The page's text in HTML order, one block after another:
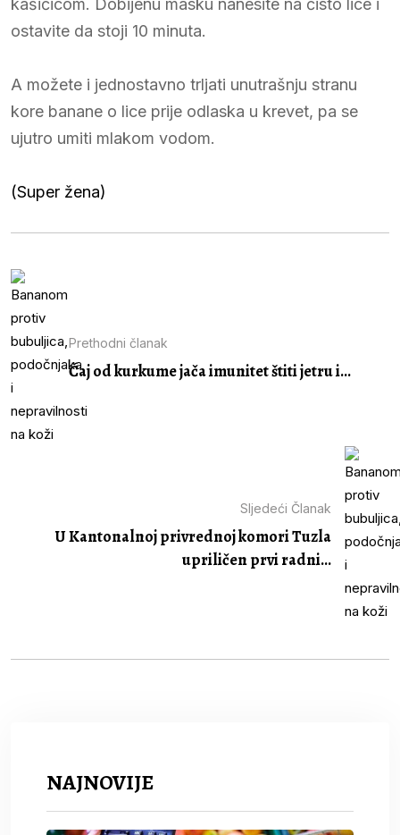
kašičicom. Dobijenu masku nanesite na čisto lice i
ostavite da stoji 10 minuta.
A možete i jednostavno trljati unutrašnju stranu
kore banane o lice prije odlaska u krevet, pa se
ujutro umiti mlakom vodom.
(Super žena)
Prethodni članak
Čaj od kurkume jača imunitet štiti jetru i...
Sljedeći Članak
U Kantonalnoj privrednoj komori Tuzla
upriličen prvi radni...
NAJNOVIJE